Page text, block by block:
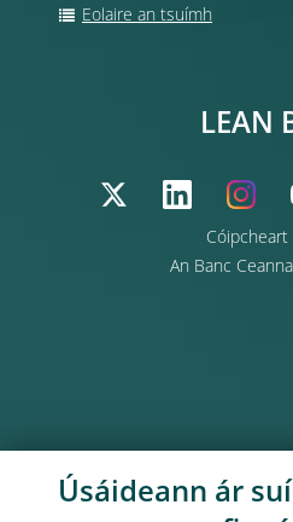
Eolaire an tsuímh
Cóipcheart
An Banc
LEAN
Úsáideann ár